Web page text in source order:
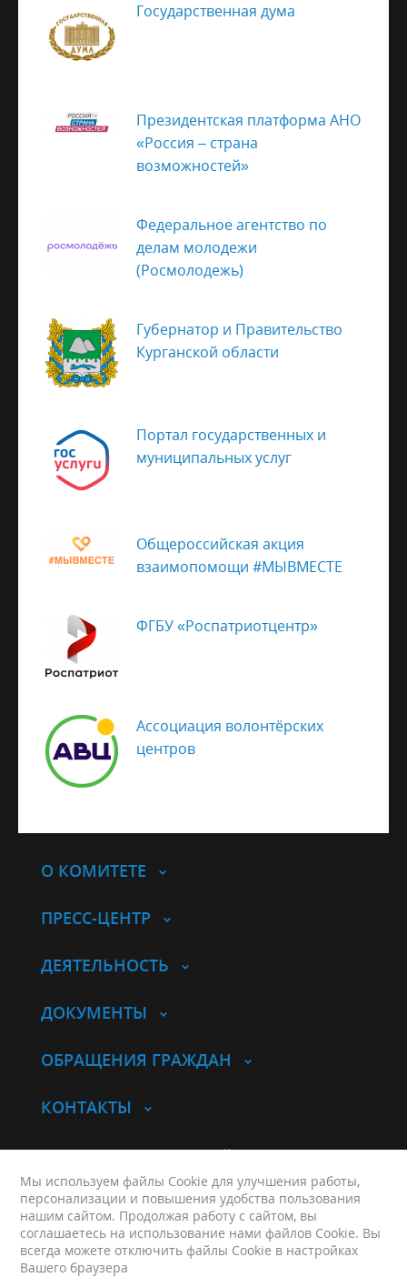
Государственная дума
Президентская платформа АНО
«Россия – страна
возможностей»
Федеральное агентство по
делам молодежи
(Росмолодежь)
Губернатор и Правительство
Курганской области
Портал государственных и
муниципальных услуг
Общероссийская акция
взаимопомощи #МЫВМЕСТЕ
ФГБУ «Роспатриотцентр»
Ассоциация волонтёрских
центров
О КОМИТЕТЕ
ПРЕСС-ЦЕНТР
ДЕЯТЕЛЬНОСТЬ
ДОКУМЕНТЫ
ОБРАЩЕНИЯ ГРАЖДАН
КОНТАКТЫ
© Комитет по молодежной политике
Курганской области
Контакты
Карта сайта
г. Курган, ул. Гоголя, д. 61
+7 (3522) 42-90-74
Мы используем файлы Cookie для улучшения работы,
персонализации и повышения удобства пользования
нашим сайтом. Продолжая работу с сайтом, вы
соглашаетесь на использование нами файлов Cookie. Вы
всегда можете отключить файлы Cookie в настройках
Вашего браузера